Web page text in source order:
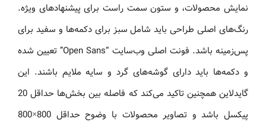
نمایش محصولات، و ستون سمت راست برای پیشنهادهای ویژه.
رنگ‌های اصلی طراحی باید شامل سبز برای دکمه‌ها و سفید برای
پس‌زمینه باشد. فونت اصلی وب‌سایت “Open Sans” تعیین شده
و دکمه‌ها باید دارای گوشه‌های گرد و سایه ملایم باشند. این
گایدلاین همچنین تاکید می‌کند که فاصله بین بخش‌ها حداقل 20
پیکسل باشد و تصاویر محصولات با وضوح حداقل 800×800